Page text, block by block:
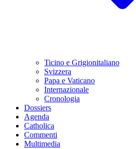
Ticino e Grigionitaliano
Svizzera
Papa e Vaticano
Internazionale
Cronologia
Dossiers
Agenda
Catholica
Commenti
Multimedia